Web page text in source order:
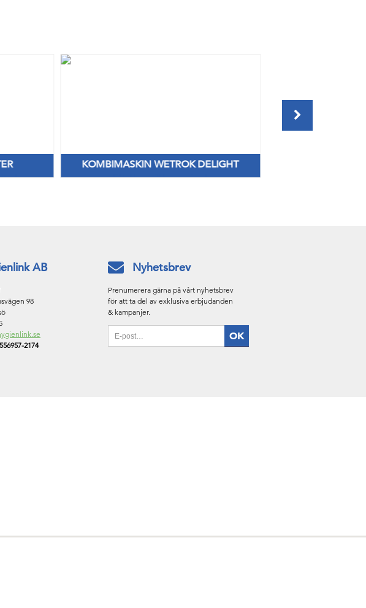
KOMBIMASKIN WETROK DELIGHT
Fåtal kvar till lagerpriser!
AB
98
2174
Nyhetsbrev
Prenumerera gärna på vårt nyhetsbrev
för att ta del av exklusiva erbjudanden
& kampanjer.